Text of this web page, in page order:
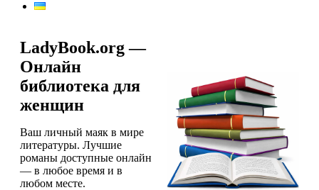
LadyBook.org —
Онлайн
библиотека для
женщин
Ваш личный маяк в мире
литературы. Лучшие
романы доступные онлайн
— в любое время и в
любом месте.